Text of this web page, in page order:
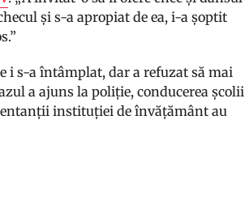
și s-a apropiat de ea, i-a șoptit
i s-a întâmplat, dar a refuzat să mai
a ajuns la poliție, conducerea școlii
instituției de învățământ au